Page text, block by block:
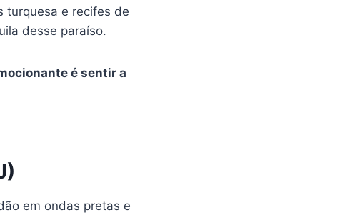
turquesa e recifes de
desse paraíso.
é sentir a
em ondas pretas e